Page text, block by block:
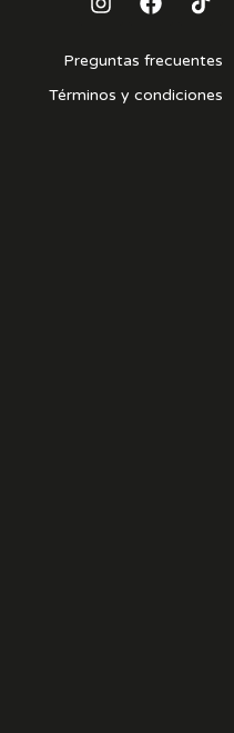
Preguntas frecuentes
Términos y condiciones